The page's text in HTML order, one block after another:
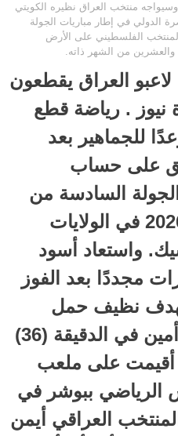
منتخب العراق نظيره الكويتي
في ملعب البصرة الدولي في إطار مباريات الجولة
الفلسطيني على الأرض
من الشهر ذاته.
العراق يقطعون
نيوز . رياضة قطع
للجماهير بعد
على حساب
السادسة من
تصفيات كأس العالم 2026 في الولايات
واستعاد أسود
مجددًا بعد الفوز
نظيف حمل
إمضاء اللاعب يوسف أمين في الدقيقة (36)
أقيمت على ملعب
الرياضي ببوشر في
العراقي أيمن